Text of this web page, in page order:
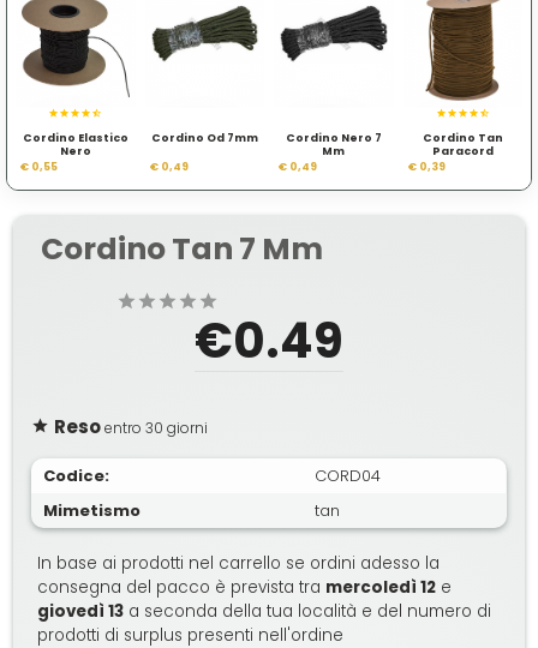
Cordino Elastico
Nero
€ 0,55
Cordino Od 7mm
€ 0,49
Cordino Nero 7
Mm
€ 0,49
Cordino Tan
Paracord
€ 0,39
Cordino Tan 7 Mm
€0.49
Resoentro 30 giorni
Codice:
CORD04
Mimetismo
tan
In base ai prodotti nel carrello se ordini adesso la
consegna del pacco è prevista tra mercoledì 12 e
giovedì 13 a seconda della tua località e del numero di
prodotti di surplus presenti nell'ordine